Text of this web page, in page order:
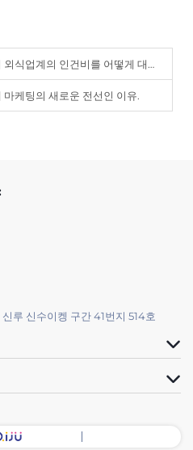
계의 인건비를 어떻게 대폭 절감하는가.
케팅의 새로운 전선인 이유.
루 신수이켕 구간 41번지 514호